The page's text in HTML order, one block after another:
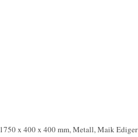
1750 x 400 x 400 mm, Metall, Maik Ediger